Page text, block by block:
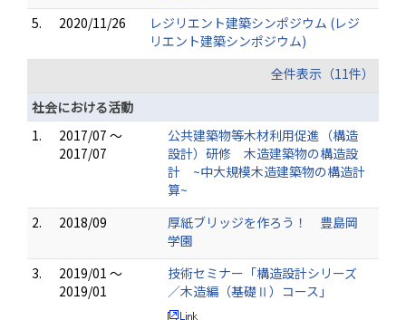
5.
2020/11/26
レジリエント建築シンポジウム (レジ
リエント建築シンポジウム)
全件表示（11件）
社会における活動
1.
2017/07 ～
2017/07
公共建築物等木材利用促進（構造
設計）研修 木造建築物の構造設
計 ~中大規模木造建築物の構造計
算~
2.
2018/09
厚紙ブリッジを作ろう！ 豊島岡
学園
3.
2019/01 ～
2019/01
技術セミナー「構造設計シリーズ
／木造編（基礎Ⅱ）コース」